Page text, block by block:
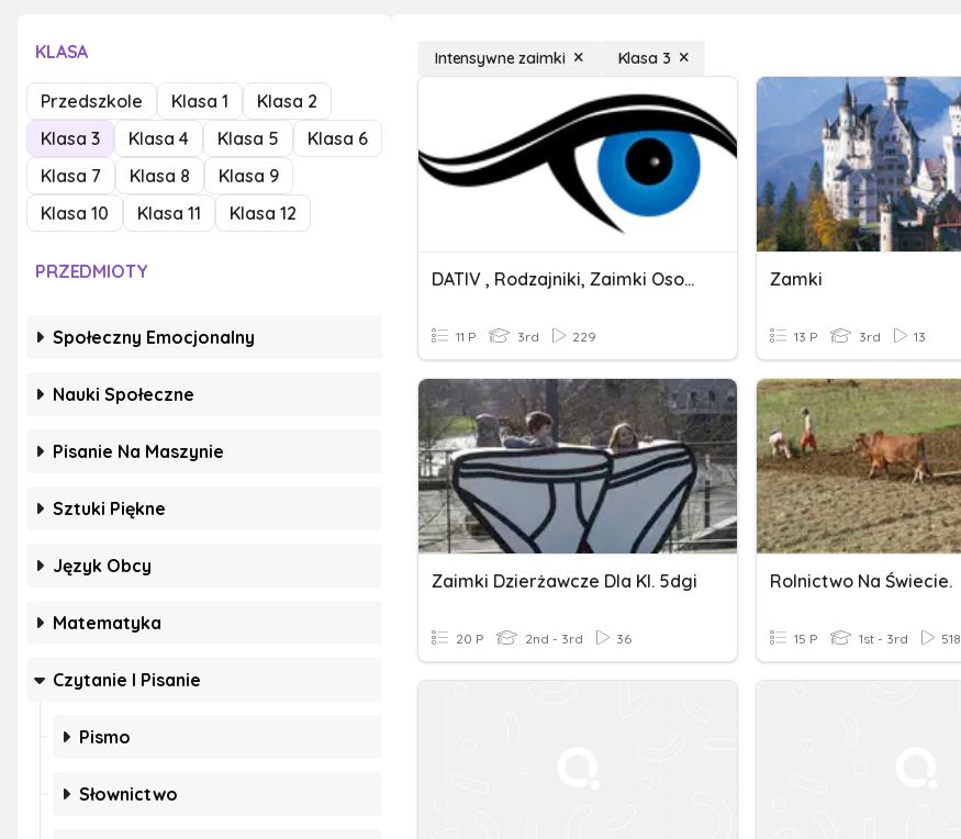
KLASA
Przedszkole Klasa 1
Klasa 2
Klasa 3
Klasa 4 Klasa 5
Klasa 6
Klasa 7
Klasa 8
Klasa 9
Klasa 10
Klasa 11 Klasa 12
PRZEDMIOTY
Społeczny Emocjonalny
Nauki Społeczne
Pisanie Na Maszynie
Sztuki Piękne
Język Obcy
Matematyka
Czytanie I Pisanie
Pismo
Słownictwo
Intensywne zaimki Klasa 3
DATIV , Rodzajniki, Zaimki Osobowe
11 P 3rd 229
Zamki
13 P 3rd 13
Zaimki Dzierżawcze Dla Kl. 5dgi
20 P 2nd - 3rd 36
Rolnictwo Na Świecie.
15 P 1st - 3rd 518